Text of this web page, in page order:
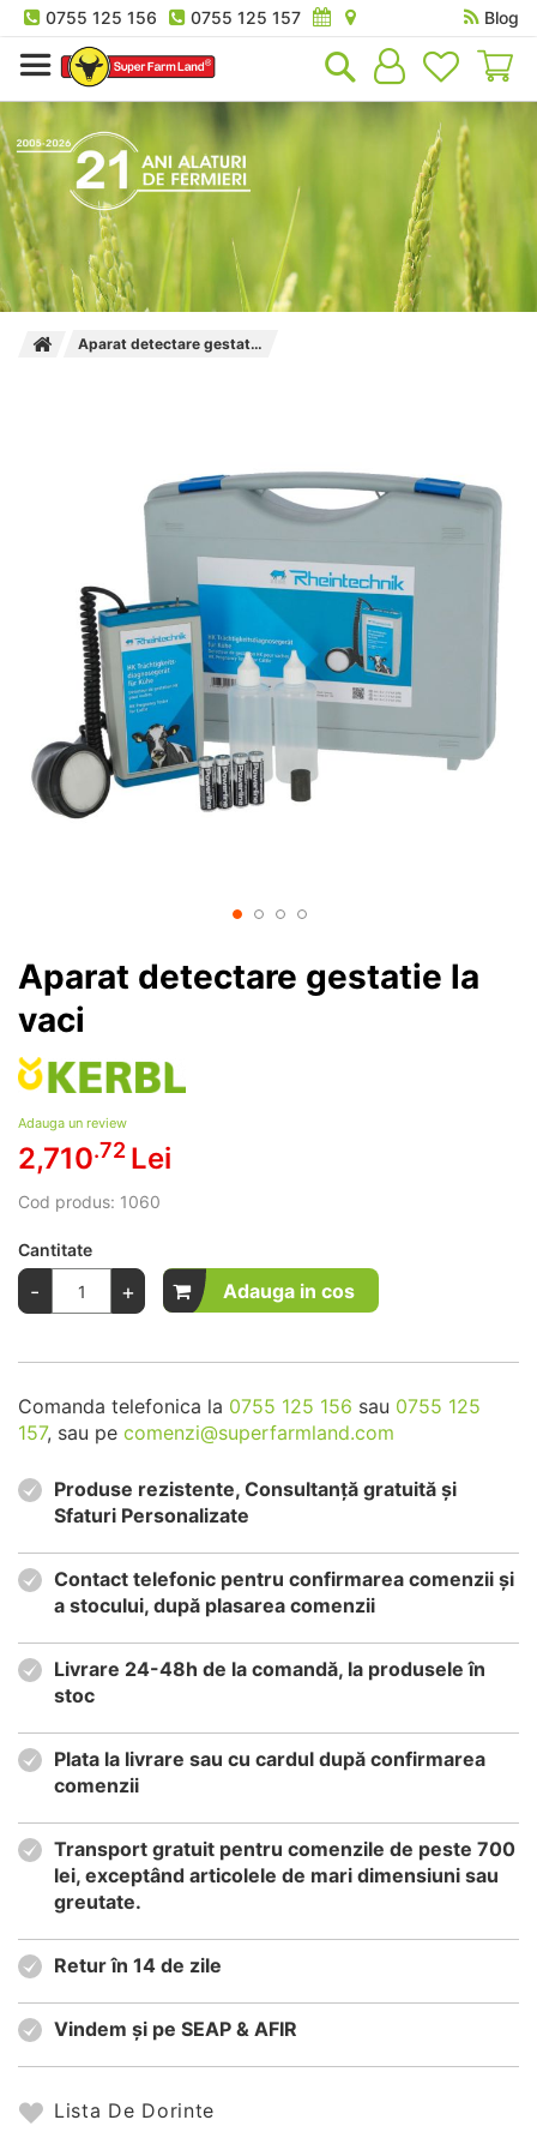
0755 125 156 0755 125 157
Blog
Aparat detectare gestatie la vaci
Aparat detectare gestatie la
vaci
Adauga un review
2,710.72 Lei
Cod produs: 1060
Cantitate
- + Adauga in cos
Comanda telefonica la 0755 125 156 sau 0755 125
157, sau pe comenzi@superfarmland.com
Produse rezistente, Consultanță gratuită și
Sfaturi Personalizate
Contact telefonic pentru confirmarea comenzii și
a stocului, după plasarea comenzii
Livrare 24-48h de la comandă, la produsele în
stoc
Plata la livrare sau cu cardul după confirmarea
comenzii
Transport gratuit pentru comenzile de peste 700
lei, exceptând articolele de mari dimensiuni sau
greutate.
Retur în 14 de zile
Vindem și pe SEAP & AFIR
Lista De Dorinte